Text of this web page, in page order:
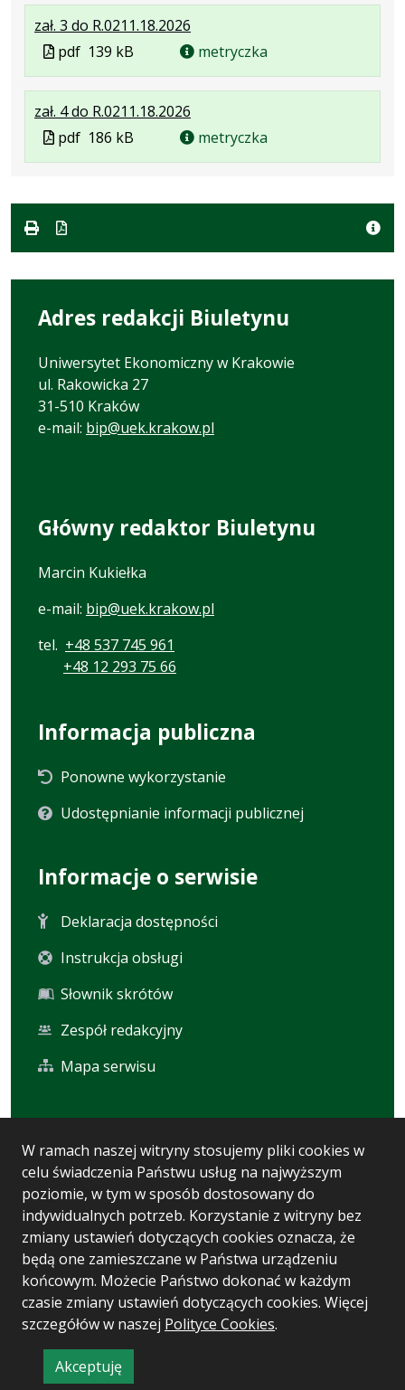
W ramach naszej witryny stosujemy pliki cookies w
celu świadczenia Państwu usług na najwyższym
poziomie, w tym w sposób dostosowany do
indywidualnych potrzeb. Korzystanie z witryny bez
zmiany ustawień dotyczących cookies oznacza, że
będą one zamieszczane w Państwa urządzeniu
końcowym. Możecie Państwo dokonać w każdym
czasie zmiany ustawień dotyczących cookies. Więcej
szczegółów w naszej Polityce Cookies.
Akceptuję
karcie.
formacie
zał. 3 do R.0211.18.2026
Plik
formacie:
Rozmiar
139
Otwiera
w
karcie.
Plik
w
formacie
pdf 139 kB metryczka
zał. 4 do R.0211.18.2026
Plik
Rozmiar
Otwiera
Plik
w
pdf 186 kB metryczka
Adres redakcji Biuletynu
Uniwersytet Ekonomiczny w Krakowie
ul. Rakowicka 27
31-510 Kraków
e-mail: bip@uek.krakow.pl
Główny redaktor Biuletynu
Marcin Kukiełka
e-mail: bip@uek.krakow.pl
tel. +48 537 745 961
+48 12 293 75 66
Informacja publiczna
Ponowne wykorzystanie
Udostępnianie informacji publicznej
Informacje o serwisie
Deklaracja dostępności
Instrukcja obsługi
Słownik skrótów
Zespół redakcyjny
Mapa serwisu
Statystyki oglądalności
Ostatnio dodane
Polityka prywatności
Wersja systemu: 5.7.0 [93]
Ostatnia aktualizacja BIP: 04.08.2026 10:33
CMS i hosting: Logonet Sp. z o.o. w Bydgoszczy